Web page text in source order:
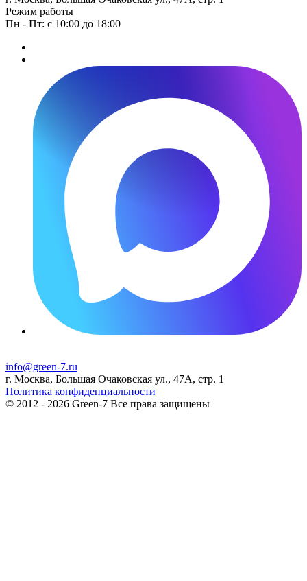
Режим работы
Пн - Пт: с 10:00 до 18:00
info@green-7.ru
г. Москва, Большая Очаковская ул., 47А, стр. 1
Политика конфиденциальности
© 2012 - 2026 Green-7 Все права защищены